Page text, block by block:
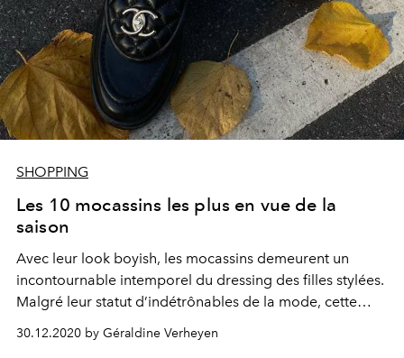
SHOPPING
Les 10 mocassins les plus en vue de la
saison
Avec leur look boyish, les mocassins demeurent un
incontournable intemporel du dressing des filles stylées.
Malgré leur statut d’indétrônables de la mode, cette
saison, la fameux soulier s’est réinventé. Tour d’horizon
des modèles les plus plébiscités du moment.
30.12.2020 by Géraldine Verheyen